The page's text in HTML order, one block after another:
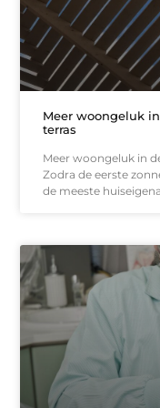
Meer woongeluk
terras
Meer woongeluk in
Zodra de eerste
de meeste